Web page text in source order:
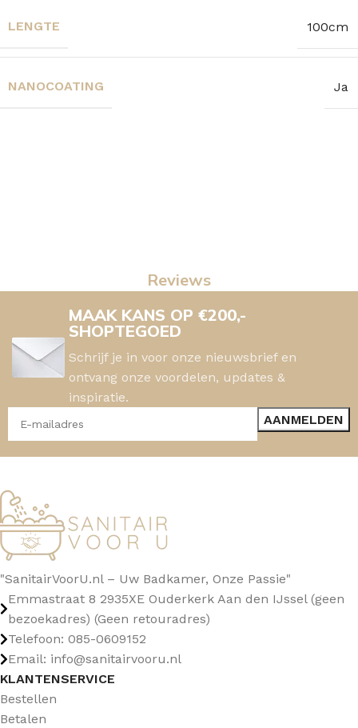
LENGTE 100cm
NANOCOATING Ja
Reviews
MAAK KANS OP €200,-
SHOPTEGOED
Schrijf je in voor onze nieuwsbrief en
ontvang onze voordelen, updates &
inspiratie.
"SanitairVoorU.nl – Uw Badkamer, Onze Passie"
Emmastraat 8 2935XE Ouderkerk Aan den IJssel (geen
bezoekadres) (Geen retouradres)
Telefoon: 085-0609152
Email: info@sanitairvooru.nl
KLANTENSERVICE
Bestellen
Betalen